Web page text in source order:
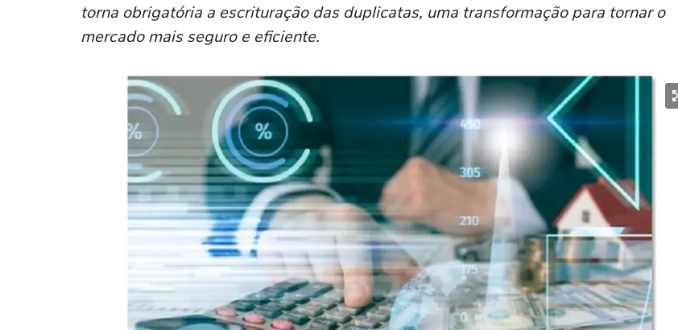
torna obrigatória a escrituração das duplicatas, uma transformação para tornar o
mercado mais seguro e eficiente.